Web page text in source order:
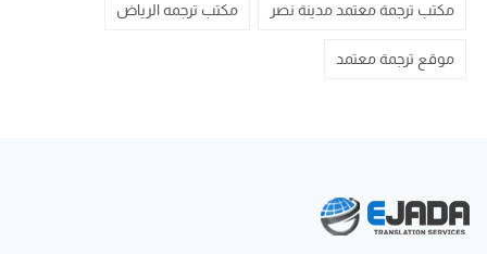
مكتب ترجمة معتمد مدينة نصر مكتب ترجمه الرياض
موقع ترجمة معتمد